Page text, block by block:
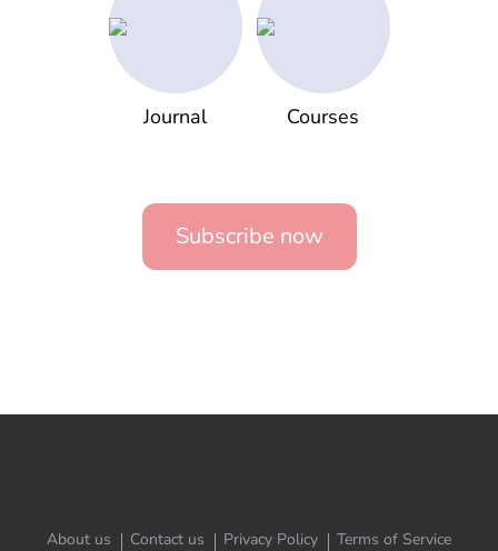
Journal Courses
Subscribe now
About us Contact us Privacy Policy Terms of Service